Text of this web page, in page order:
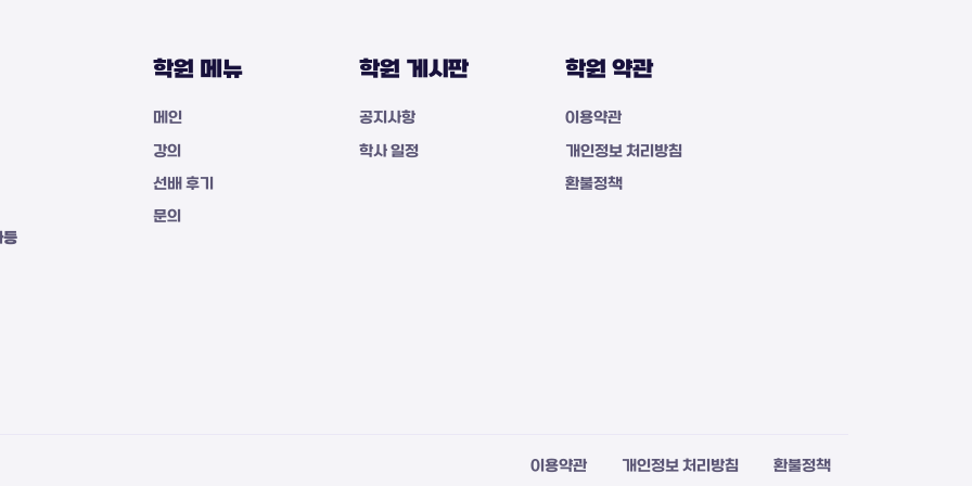
등
학원 메뉴
메인
강의
선배 후기
문의
학원 게시판
공지사항
학사 일정
학원 약관
이용약관
개인정보 처리방침
환불정책
이용약관 개인정보 처리방침 환불정책